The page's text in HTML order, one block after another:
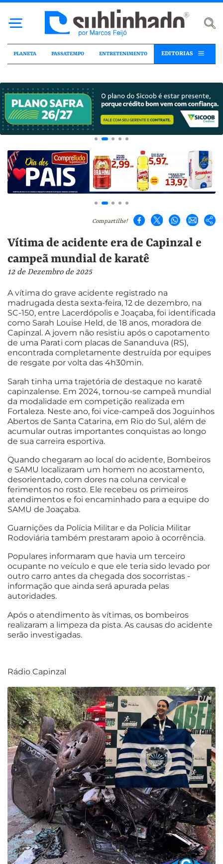
PLANETA PASSATEMPO ENTRETENIMENTO EDITORIAS
Compartilhe!
Vítima de acidente era de Capinzal e
campeã mundial de karatê
12 de Dezembro de 2025
A vítima do grave acidente registrado na
madrugada desta sexta-feira, 12 de dezembro, na
SC-150, entre Lacerdópolis e Joaçaba, foi identificada
como Sarah Louise Held, de 18 anos, moradora de
Capinzal. A jovem não resistiu após o capotamento
de uma Parati com placas de Sananduva (RS),
encontrada completamente destruída por equipes
de resgate por volta das 4h30min.
Sarah tinha uma trajetória de destaque no karatê
capinzalense. Em 2024, tornou-se campeã mundial
da modalidade em competição realizada em
Fortaleza. Neste ano, foi vice-campeã dos Joguinhos
Abertos de Santa Catarina, em Rio do Sul, além de
acumular outras importantes conquistas ao longo
de sua carreira esportiva.
Quando chegaram ao local do acidente, Bombeiros
e SAMU localizaram um homem no acostamento,
desorientado, com dores na coluna cervical e
ferimentos no rosto. Ele recebeu os primeiros
atendimentos e foi encaminhado para a equipe do
SAMU de Joaçaba.
Guarnições da Polícia Militar e da Polícia Militar
Rodoviária também prestaram apoio à ocorrência.
Populares informaram que havia um terceiro
ocupante no veículo e que ele teria sido levado por
outro carro antes da chegada dos socorristas -
informação que ainda será apurada pelas
autoridades.
Após o atendimento às vítimas, os bombeiros
realizaram a limpeza da pista. As causas do acidente
serão investigadas.
Rádio Capinzal